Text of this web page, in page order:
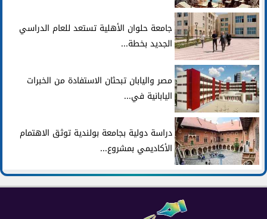
جامعة حلوان الأهلية تستعد للعام الدراسي
الجديد بخطة...
مصر واليابان تبحثان الاستفادة من الخبرات
اليابانية في...
دراسة دولية بجامعة بولندية توثق الاهتمام
الأكاديمي بمشروع...